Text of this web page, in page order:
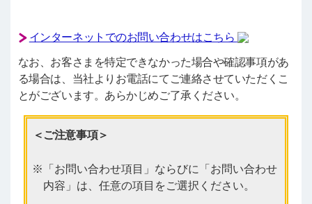
インターネットでのお問い合わせはこちら
なお、お客さまを特定できなかった場合や確認事項があ
る場合は、当社よりお電話にてご連絡させていただくこ
とがございます。あらかじめご了承ください。
＜ご注意事項＞
「お問い合わせ項目」ならびに「お問い合わせ
内容」は、任意の項目をご選択ください。